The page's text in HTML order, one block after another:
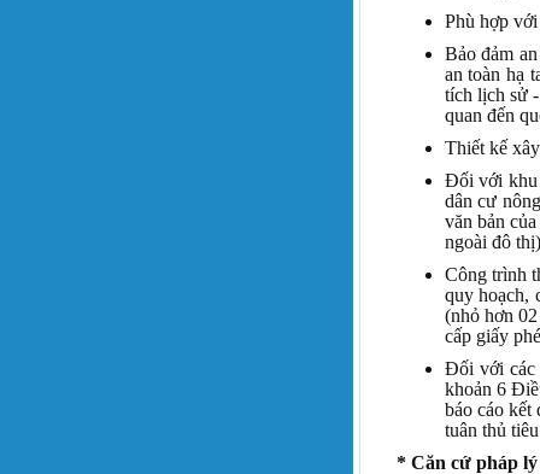
Phù hợp
Bảo đảm
an toàn hạ
tích lịch sử
quan đến
Thiết kế
Đối với khu
dân cư
văn bản
ngoài đô
Công trình
quy hoạch,
(nhỏ hơn
cấp giấy
Đối với các
khoản 6
báo cáo kết
tuân thủ
* Căn cứ pháp